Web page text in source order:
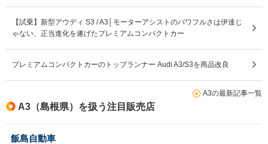
【試乗】新型アウディ S3 / A3│モーターアシストのパワフルさは伊達じ
ゃない、正当進化を遂げたプレミアムコンパクトカー
プレミアムコンパクトカーのトップランナー Audi A3/S3を商品改良
A3の最新記事一覧
A3（島根県）を扱う注目販売店
飯島自動車